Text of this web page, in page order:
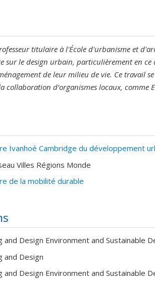
titulaire à l'École d'urbanisme et
sur le design urbain, particulièrement en
de leur milieu de vie. Ce travail
collaboration d’organismes locaux, comme
Ivanhoé Cambridge du développement
Villes Régions Monde
de la mobilité durable
and Design Environment and Sustainable
and Design
and Design Environment and Sustainable